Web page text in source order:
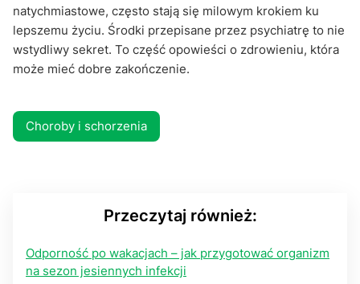
natychmiastowe, często stają się milowym krokiem ku
lepszemu życiu. Środki przepisane przez psychiatrę to nie
wstydliwy sekret. To część opowieści o zdrowieniu, która
może mieć dobre zakończenie.
Choroby i schorzenia
Przeczytaj również:
Odporność po wakacjach – jak przygotować organizm
na sezon jesiennych infekcji